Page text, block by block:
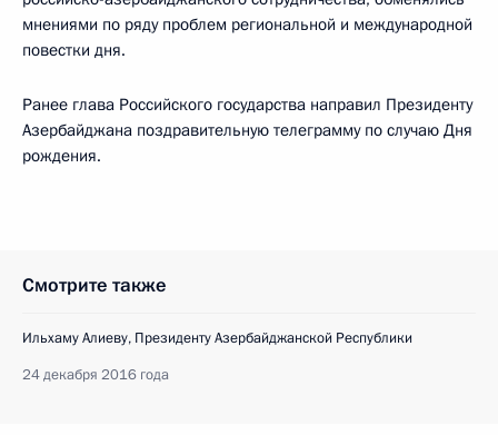
мнениями по ряду проблем региональной и международной
повестки дня.
Ранее глава Российского государства направил Президенту
Азербайджана поздравительную телеграмму по случаю Дня
рождения.
Смотрите также
Ильхаму Алиеву, Президенту Азербайджанской Республики
24 декабря 2016 года